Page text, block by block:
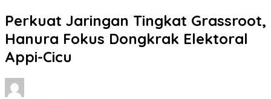
Perkuat Jaringan Tingkat Grassroot,
Hanura Fokus Dongkrak Elektoral
Appi-Cicu